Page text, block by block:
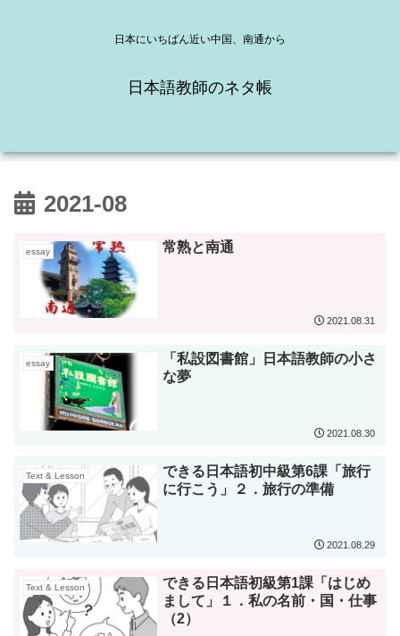
日本にいちばん近い中国、南通から
日本語教師のネタ帳
2021-08
essay 常熟と南通
2021.08.31
essay
「私設図書館」日本語教師の小さ
な夢
2021.08.30
Text & Lesson
できる日本語初中級第6課「旅行
に行こう」２．旅行の準備
2021.08.29
Text & Lesson
できる日本語初級第1課「はじめ
まして」１．私の名前・国・仕事
（2）